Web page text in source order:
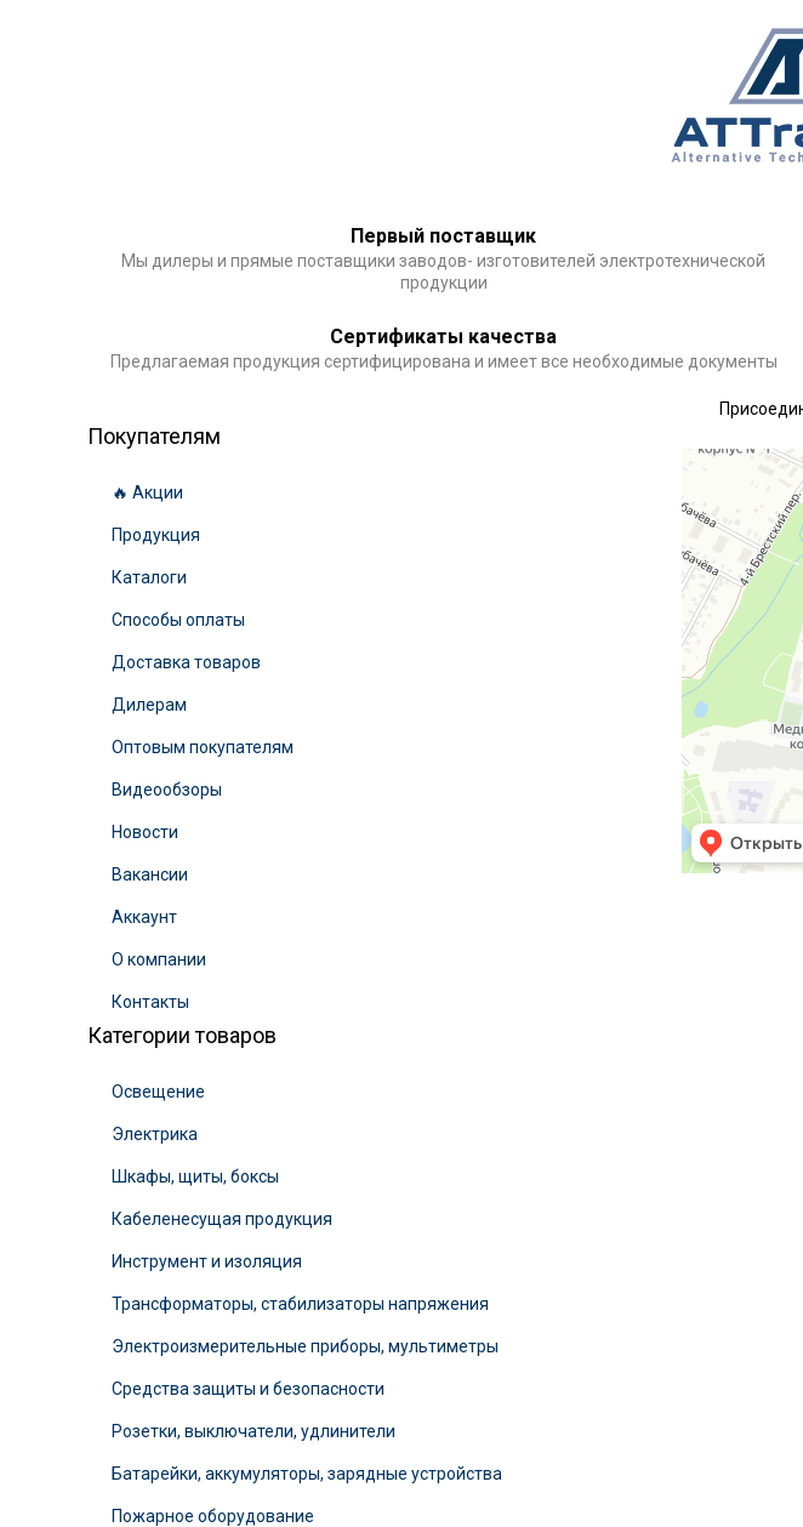
Первый поставщик
Мы дилеры и прямые поставщики заводов- изготовителей электротехнической
продукции
Сертификаты качества
Предлагаемая продукция сертифицирована и имеет все необходимые документы
Покупателям
🔥 Акции
Продукция
Каталоги
Способы оплаты
Доставка товаров
Дилерам
Оптовым покупателям
Видеообзоры
Новости
Вакансии
Аккаунт
О компании
Контакты
Категории товаров
Освещение
Электрика
Шкафы, щиты, боксы
Кабеленесущая продукция
Инструмент и изоляция
Трансформаторы, стабилизаторы напряжения
Электроизмерительные приборы, мультиметры
Средства защиты и безопасности
Розетки, выключатели, удлинители
Батарейки, аккумуляторы, зарядные устройства
Пожарное оборудование
Оптовая